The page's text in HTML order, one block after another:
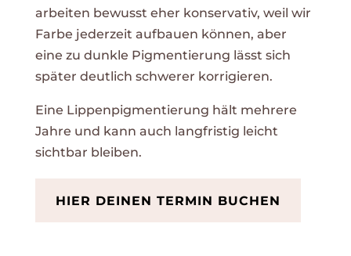
arbeiten bewusst eher konservativ, weil wir
Farbe jederzeit aufbauen können, aber
eine zu dunkle Pigmentierung lässt sich
später deutlich schwerer korrigieren.
Eine Lippenpigmentierung hält mehrere
Jahre und kann auch langfristig leicht
sichtbar bleiben.
HIER DEINEN TERMIN BUCHEN